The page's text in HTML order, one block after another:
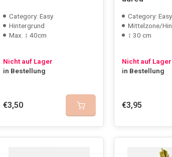
Category: Easy
Hintergrund
Max. ↕ 40cm
Nicht auf Lager
in Bestellung
€3,50
Category: Easy
Mittelzone/
↕ 30 cm
Nicht auf Lager
in Bestellung
€3,95